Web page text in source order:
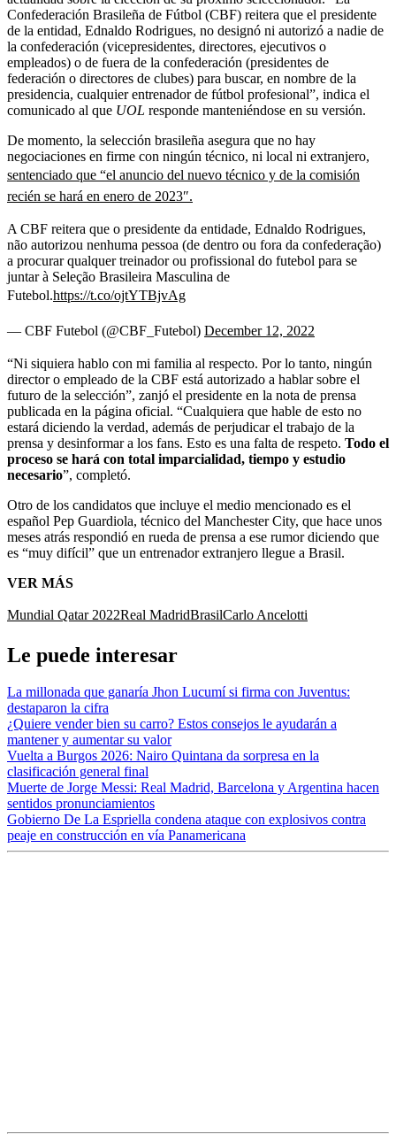
Confederación Brasileña de Fútbol (CBF) reitera que el presidente
de la entidad, Ednaldo Rodrigues, no designó ni autorizó a nadie de
la confederación (vicepresidentes, directores, ejecutivos o
empleados) o de fuera de la confederación (presidentes de
federación o directores de clubes) para buscar, en nombre de la
presidencia, cualquier entrenador de fútbol profesional”, indica el
comunicado al que UOL responde manteniéndose en su versión.
De momento, la selección brasileña asegura que no hay
negociaciones en firme con ningún técnico, ni local ni extranjero,
sentenciado que “el anuncio del nuevo técnico y de la comisión
recién se hará en enero de 2023″.
A CBF reitera que o presidente da entidade, Ednaldo Rodrigues,
não autorizou nenhuma pessoa (de dentro ou fora da confederação)
a procurar qualquer treinador ou profissional do futebol para se
juntar à Seleção Brasileira Masculina de
Futebol.https://t.co/ojtYTBjvAg
— CBF Futebol (@CBF_Futebol) December 12, 2022
“Ni siquiera hablo con mi familia al respecto. Por lo tanto, ningún
director o empleado de la CBF está autorizado a hablar sobre el
futuro de la selección”, zanjó el presidente en la nota de prensa
publicada en la página oficial. “Cualquiera que hable de esto no
estará diciendo la verdad, además de perjudicar el trabajo de la
prensa y desinformar a los fans. Esto es una falta de respeto. Todo el
proceso se hará con total imparcialidad, tiempo y estudio
necesario”, completó.
Otro de los candidatos que incluye el medio mencionado es el
español Pep Guardiola, técnico del Manchester City, que hace unos
meses atrás respondió en rueda de prensa a ese rumor diciendo que
es “muy difícil” que un entrenador extranjero llegue a Brasil.
VER MÁS
Mundial Qatar 2022Real MadridBrasilCarlo Ancelotti
Le puede interesar
La millonada que ganaría Jhon Lucumí si firma con Juventus:
destaparon la cifra
¿Quiere vender bien su carro? Estos consejos le ayudarán a
mantener y aumentar su valor
Vuelta a Burgos 2026: Nairo Quintana da sorpresa en la
clasificación general final
Muerte de Jorge Messi: Real Madrid, Barcelona y Argentina hacen
sentidos pronunciamientos
Gobierno De La Espriella condena ataque con explosivos contra
peaje en construcción en vía Panamericana